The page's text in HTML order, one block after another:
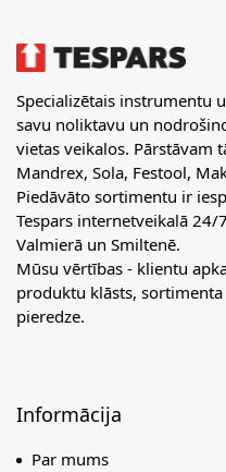
Specializētais instrumentu
savu noliktavu un
vietas veikalos. Pārstāvam
Mandrex, Sola, Festool,
Piedāvāto sortimentu ir
Tespars internetveikalā 24/
Valmierā un Smiltenē.
Mūsu vērtības - klientu
produktu klāsts,
pieredze.
Informācija
Par mums